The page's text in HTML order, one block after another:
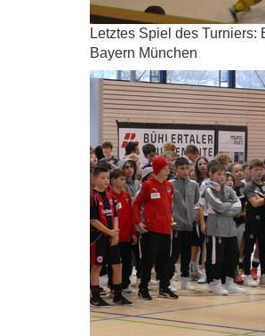
Letztes Spiel des
Bayern München